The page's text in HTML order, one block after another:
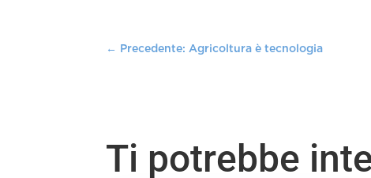
← Precedente: Agricoltura è tecnologia
Ti potrebbe